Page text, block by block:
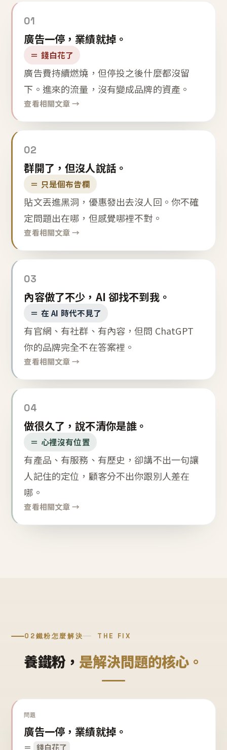
01
廣告一停，業績就掉。
＝ 錢白花了
廣告費持續燃燒，但停投之後什麼都沒留
下。進來的流量，沒有變成品牌的資產。
查看相關文章 →
02
群開了，但沒人說話。
＝ 只是個布告欄
貼文丟進黑洞，優惠發出去沒人回。你不確
定問題出在哪，但感覺哪裡不對。
查看相關文章 →
03
內容做了不少，AI 卻找不到我。
＝ 在 AI 時代不見了
有官網、有社群、有內容，但問 ChatGPT
你的品牌完全不在答案裡。
查看相關文章 →
04
做很久了，說不清你是誰。
＝ 心裡沒有位置
有產品、有服務、有歷史，卻講不出一句讓
人記住的定位，顧客分不出你跟別人差在
哪。
查看相關文章 →
02鐵粉怎麼解決 THE FIX
養鐵粉， 是解決問題的核心。
問題
廣告一停，業績就掉。
＝ 錢白花了